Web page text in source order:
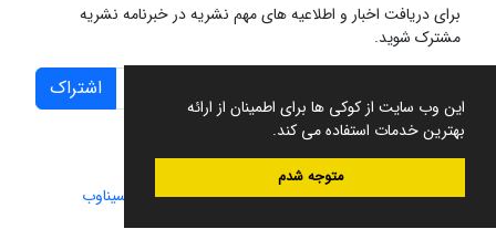
این وب سایت از کوکی ها برای اطمینان از ارائه
بهترین خدمات استفاده می کند.
متوجه شدم
برای دریافت اخبار و اطلاعیه های مهم نشریه در خبرنامه نشریه
مشترک شوید.
اشتراک
سامانه مدیریت نشریات علمی.طراحی و پیاده سازی از سیناوب